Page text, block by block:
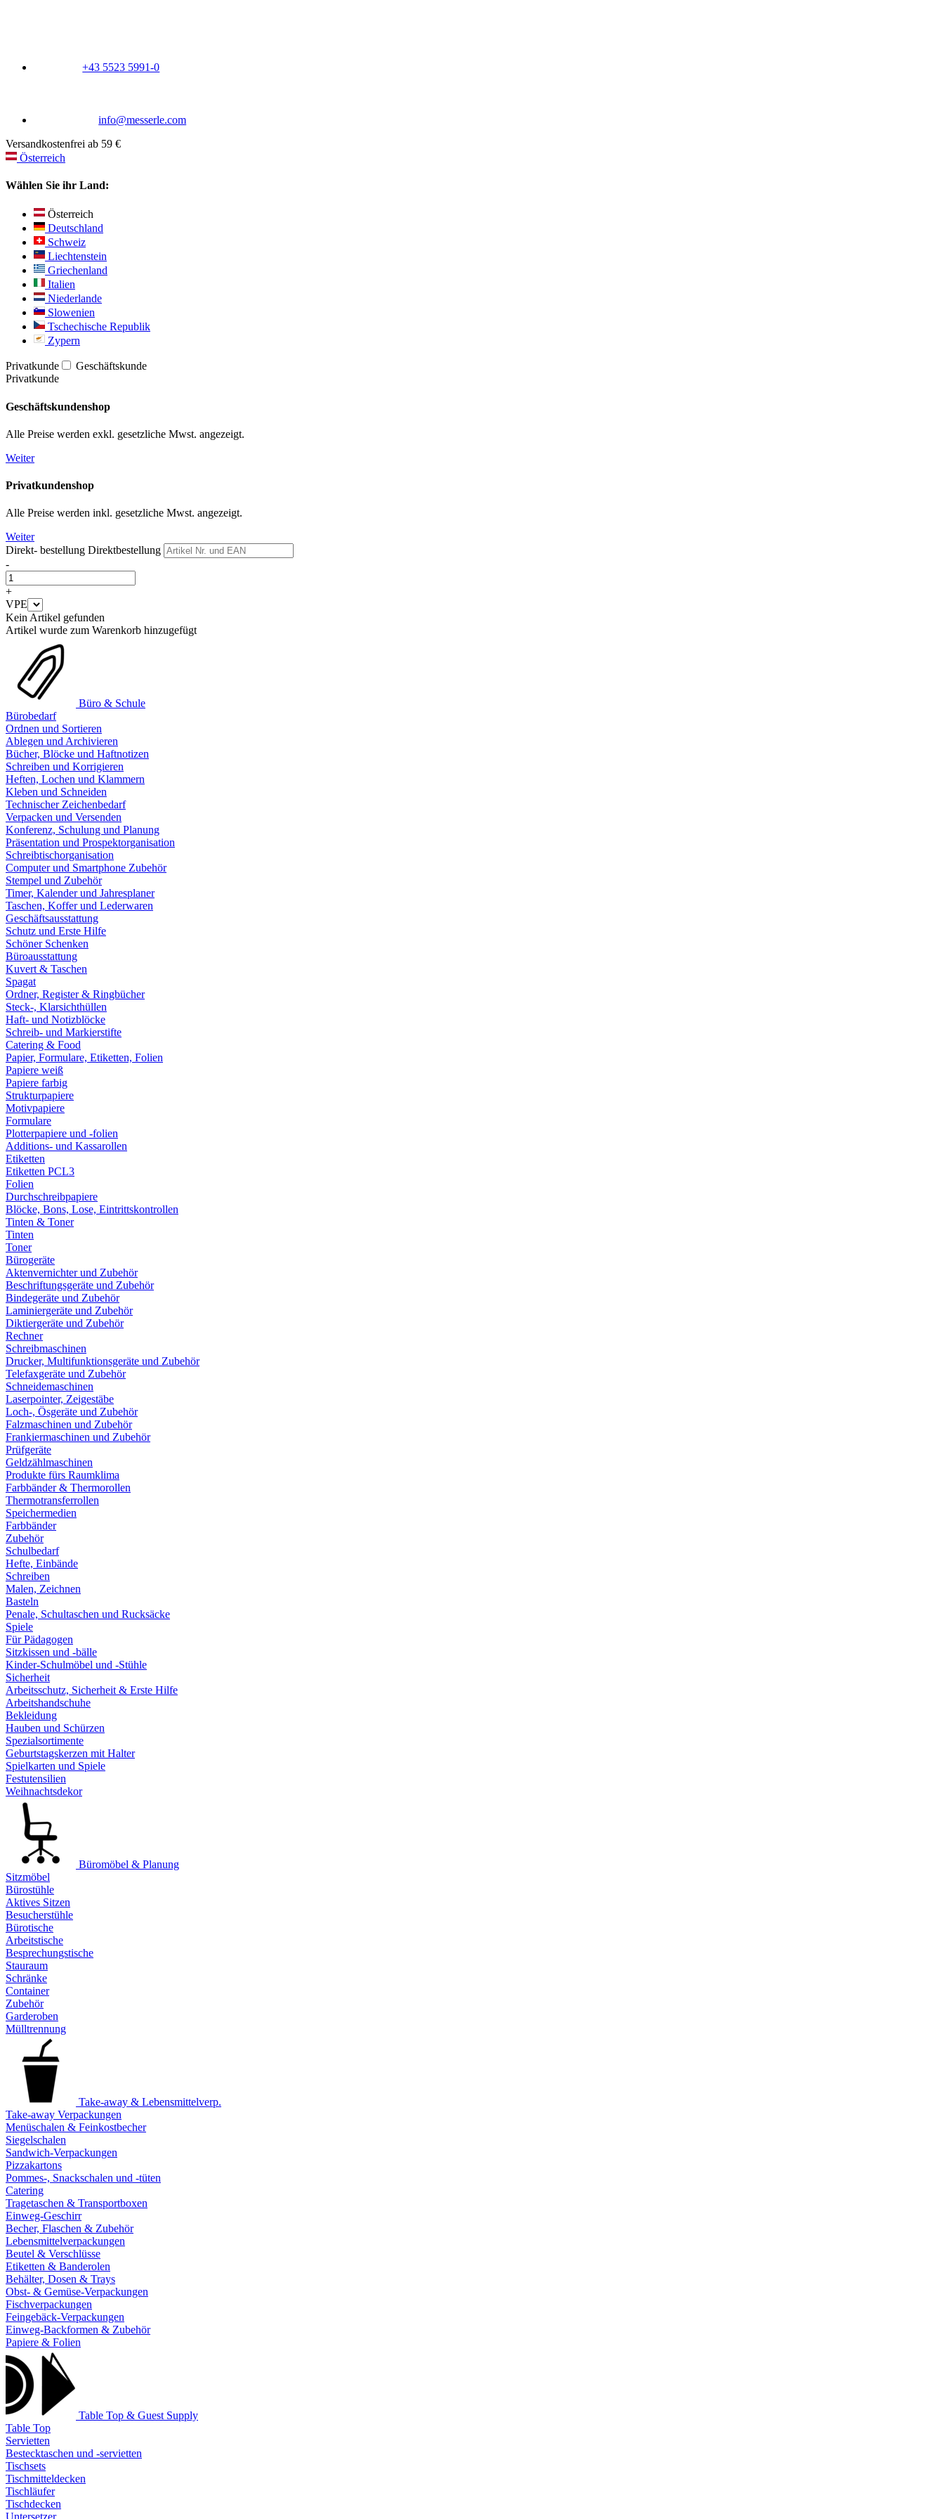
+43 5523 5991-0
info@messerle.com
Versandkostenfrei ab 59 €
Österreich
Wählen Sie ihr Land:
Österreich
Deutschland
Schweiz
Liechtenstein
Griechenland
Italien
Niederlande
Slowenien
Tschechische Republik
Zypern
Privatkunde
Geschäftskunde
Privatkunde
Geschäftskundenshop
Alle Preise werden exkl. gesetzliche Mwst. angezeigt.
Weiter
Privatkundenshop
Alle Preise werden inkl. gesetzliche Mwst. angezeigt.
Weiter
Direkt- bestellung Direktbestellung
-
+
VPE
Kein Artikel gefunden
Artikel wurde zum Warenkorb hinzugefügt
Büro & Schule
Bürobedarf
Ordnen und Sortieren
Ablegen und Archivieren
Bücher, Blöcke und Haftnotizen
Schreiben und Korrigieren
Heften, Lochen und Klammern
Kleben und Schneiden
Technischer Zeichenbedarf
Verpacken und Versenden
Konferenz, Schulung und Planung
Präsentation und Prospektorganisation
Schreibtischorganisation
Computer und Smartphone Zubehör
Stempel und Zubehör
Timer, Kalender und Jahresplaner
Taschen, Koffer und Lederwaren
Geschäftsausstattung
Schutz und Erste Hilfe
Schöner Schenken
Büroausstattung
Kuvert & Taschen
Spagat
Ordner, Register & Ringbücher
Steck-, Klarsichthüllen
Haft- und Notizblöcke
Schreib- und Markierstifte
Catering & Food
Papier, Formulare, Etiketten, Folien
Papiere weiß
Papiere farbig
Strukturpapiere
Motivpapiere
Formulare
Plotterpapiere und -folien
Additions- und Kassarollen
Etiketten
Etiketten PCL3
Folien
Durchschreibpapiere
Blöcke, Bons, Lose, Eintrittskontrollen
Tinten & Toner
Tinten
Toner
Bürogeräte
Aktenvernichter und Zubehör
Beschriftungsgeräte und Zubehör
Bindegeräte und Zubehör
Laminiergeräte und Zubehör
Diktiergeräte und Zubehör
Rechner
Schreibmaschinen
Drucker, Multifunktionsgeräte und Zubehör
Telefaxgeräte und Zubehör
Schneidemaschinen
Laserpointer, Zeigestäbe
Loch-, Ösgeräte und Zubehör
Falzmaschinen und Zubehör
Frankiermaschinen und Zubehör
Prüfgeräte
Geldzählmaschinen
Produkte fürs Raumklima
Farbbänder & Thermorollen
Thermotransferrollen
Speichermedien
Farbbänder
Zubehör
Schulbedarf
Hefte, Einbände
Schreiben
Malen, Zeichnen
Basteln
Penale, Schultaschen und Rucksäcke
Spiele
Für Pädagogen
Sitzkissen und -bälle
Kinder-Schulmöbel und -Stühle
Sicherheit
Arbeitsschutz, Sicherheit & Erste Hilfe
Arbeitshandschuhe
Bekleidung
Hauben und Schürzen
Spezialsortimente
Geburtstagskerzen mit Halter
Spielkarten und Spiele
Festutensilien
Weihnachtsdekor
Büromöbel & Planung
Sitzmöbel
Bürostühle
Aktives Sitzen
Besucherstühle
Bürotische
Arbeitstische
Besprechungstische
Stauraum
Schränke
Container
Zubehör
Garderoben
Mülltrennung
Take-away & Lebensmittelverp.
Take-away Verpackungen
Menüschalen & Feinkostbecher
Siegelschalen
Sandwich-Verpackungen
Pizzakartons
Pommes-, Snackschalen und -tüten
Catering
Tragetaschen & Transportboxen
Einweg-Geschirr
Becher, Flaschen & Zubehör
Lebensmittelverpackungen
Beutel & Verschlüsse
Etiketten & Banderolen
Behälter, Dosen & Trays
Obst- & Gemüse-Verpackungen
Fischverpackungen
Feingebäck-Verpackungen
Einweg-Backformen & Zubehör
Papiere & Folien
Table Top & Guest Supply
Table Top
Servietten
Bestecktaschen und -servietten
Tischsets
Tischmitteldecken
Tischläufer
Tischdecken